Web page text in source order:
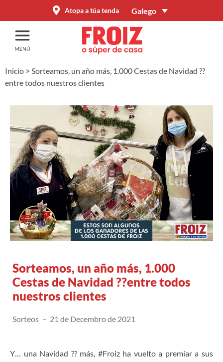
Atopa a túa tenda Galego
Inicio > Sorteamos, un año más, 1.000 Cestas de Navidad ??
entre todos nuestros clientes
Sorteamos, un año más, 1.000
Cestas de Navidad ??entre todos
nuestros clientes
Sorteos 21 de Decembro de 2021
Y… una Navidad ?? más, #Froiz ha vuelto a premiar a sus